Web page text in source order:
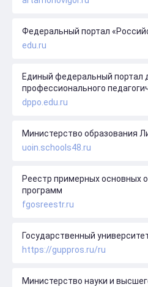
Федеральный портал
edu.ru
Единый федеральный портал
профессионального
dppo.edu.ru
Министерство образования
uoin.schools48.ru
Реестр примерных основных
программ
fgosreestr.ru
Государственный
https://guppros.ru/ru
Министерство науки и